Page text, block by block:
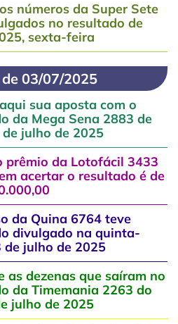
números da Super Sete
no resultado de
sexta-feira
03/07/2025
sua aposta com o
da Mega Sena 2883 de
de julho de 2025
prêmio da Lotofácil 3433
acertar o resultado é de
da Quina 6764 teve
divulgado na quinta-
de julho de 2025
as dezenas que saíram no
da Timemania 2263 do
julho de 2025